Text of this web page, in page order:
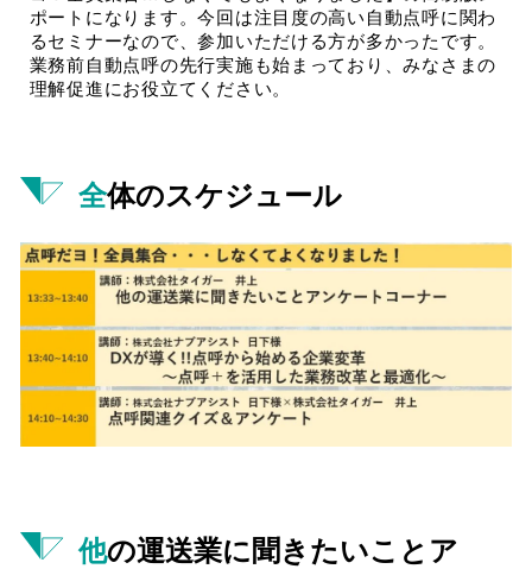
ポートになります。今回は注目度の高い自動点呼に関わ
るセミナーなので、参加いただける方が多かったです。
業務前自動点呼の先行実施も始まっており、みなさまの
理解促進にお役立てください。
全体のスケジュール
他の運送業に聞きたいことア